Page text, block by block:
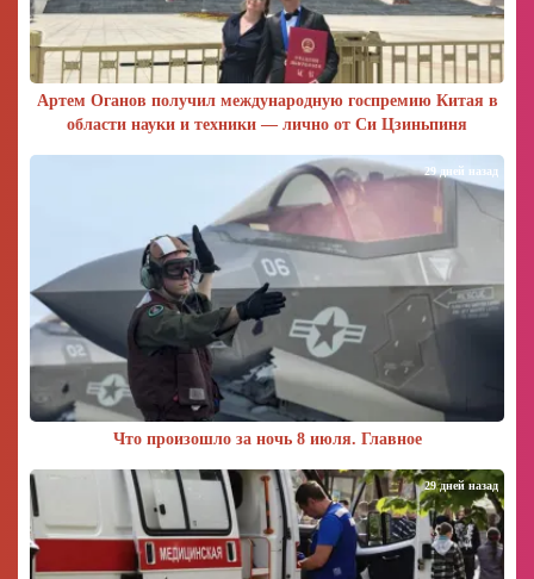
Артем Оганов получил международную госпремию Китая в
области науки и техники — лично от Си Цзиньпиня
Что произошло за ночь 8 июля. Главное
29 дней назад
29 дней назад